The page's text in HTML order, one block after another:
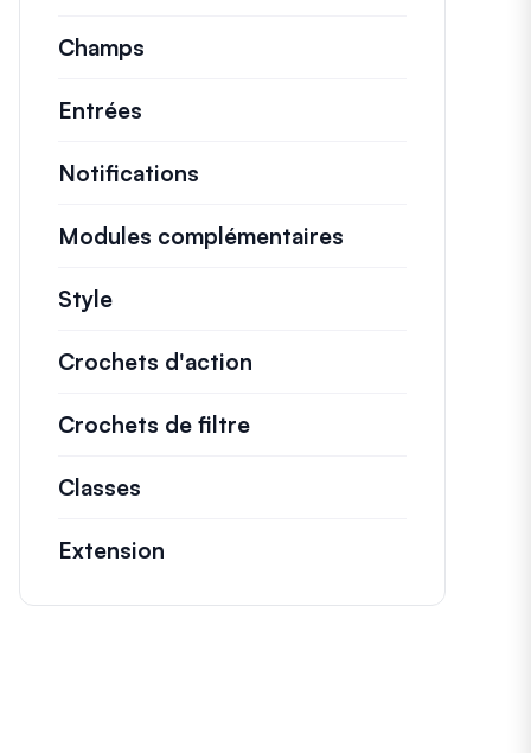
Champs
Entrées
Notifications
Modules complémentaires
Style
Crochets d'action
Crochets de filtre
Classes
Extension